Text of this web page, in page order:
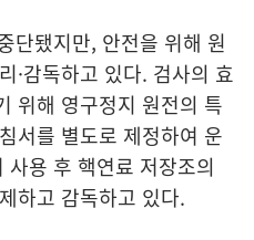
단됐지만, 안전을 위해 원
·감독하고 있다. 검사의 효
위해 영구정지 원전의 특
서를 별도로 제정하여 운
용 후 핵연료 저장조의
하고 감독하고 있다.